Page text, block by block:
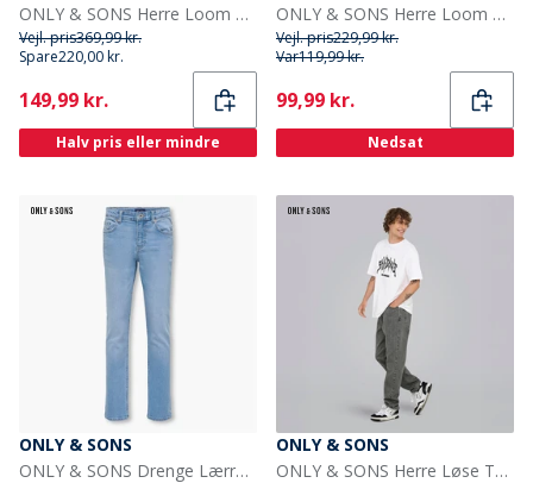
ONLY & SONS Herre Loom Slim Fit Jeans Washed Black
Vejl. pris369,99 kr.
Spare220,00 kr.
Current
149,99 kr.
Halv pris eller mindre
ONLY & SONS Herre Loom Box Jeans Grey Denim
Vejl. pris229,99 kr.
Var119,99 kr.
Current
99,99 kr.
Nedsat
ONLY & SONS
ONLY & SONS Drenge Lærred Regular Fit Jeans Light Blue Denim
ONLY & SONS
ONLY & SONS Herre Løse Tape Jeans Medium Grey Denim